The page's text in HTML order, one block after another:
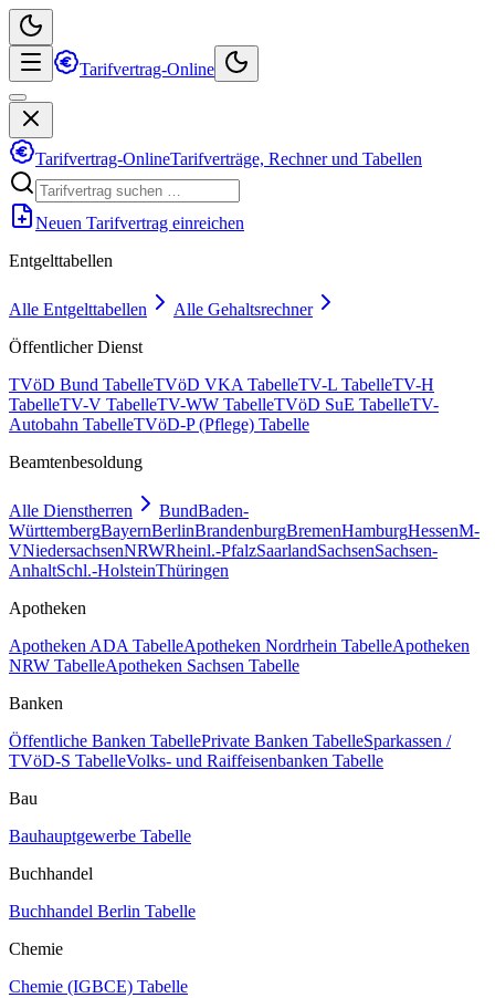
Tarifvertrag-Online
Tarifvertrag-OnlineTarifverträge, Rechner und Tabellen
Neuen Tarifvertrag einreichen
Entgelttabellen
Alle Entgelttabellen
Alle Gehaltsrechner
Öffentlicher Dienst
TVöD Bund TabelleTVöD VKA TabelleTV-L TabelleTV-H
TabelleTV-V TabelleTV-WW TabelleTVöD SuE TabelleTV-
Autobahn TabelleTVöD-P (Pflege) Tabelle
Beamtenbesoldung
Alle Dienstherren BundBaden-
WürttembergBayernBerlinBrandenburgBremenHamburgHessenM-
VNiedersachsenNRWRheinl.-PfalzSaarlandSachsenSachsen-
AnhaltSchl.-HolsteinThüringen
Apotheken
Apotheken ADA TabelleApotheken Nordrhein TabelleApotheken
NRW TabelleApotheken Sachsen Tabelle
Banken
Öffentliche Banken TabellePrivate Banken TabelleSparkassen /
TVöD-S TabelleVolks- und Raiffeisenbanken Tabelle
Bau
Bauhauptgewerbe Tabelle
Buchhandel
Buchhandel Berlin Tabelle
Chemie
Chemie (IGBCE) Tabelle